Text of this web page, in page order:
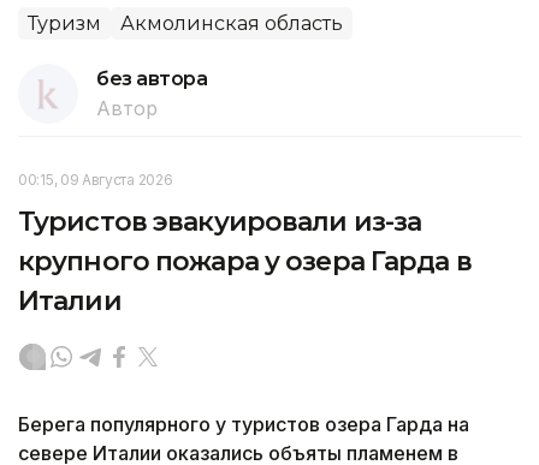
Туризм Акмолинская область
без автора
Автор
00:15, 09 Августа 2026
Туристов эвакуировали из-за
крупного пожара у озера Гарда в
Италии
Берега популярного у туристов озера Гарда на
севере Италии оказались объяты пламенем в